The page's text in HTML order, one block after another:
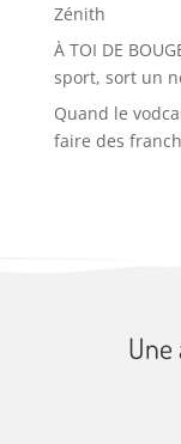
Zénith
À TOI DE
sport, sort un
Quand le
faire des